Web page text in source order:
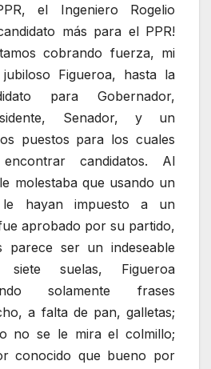
el Ingeniero Rogelio
más para el PPR!
cobrando fuerza, mi
Figueroa, hasta la
para Gobernador,
Senador, y un
puestos para los cuales
candidatos. Al
molestaba que usando un
le hayan impuesto a un
aprobado por su partido,
ser un indeseable
siete suelas, Figueroa
solamente frases
a falta de pan, galletas;
no se le mira el colmillo;
conocido que bueno por